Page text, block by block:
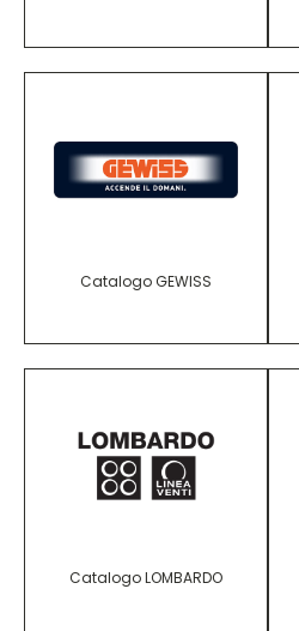
Catalogo GEWISS
Catalogo LOMBARDO